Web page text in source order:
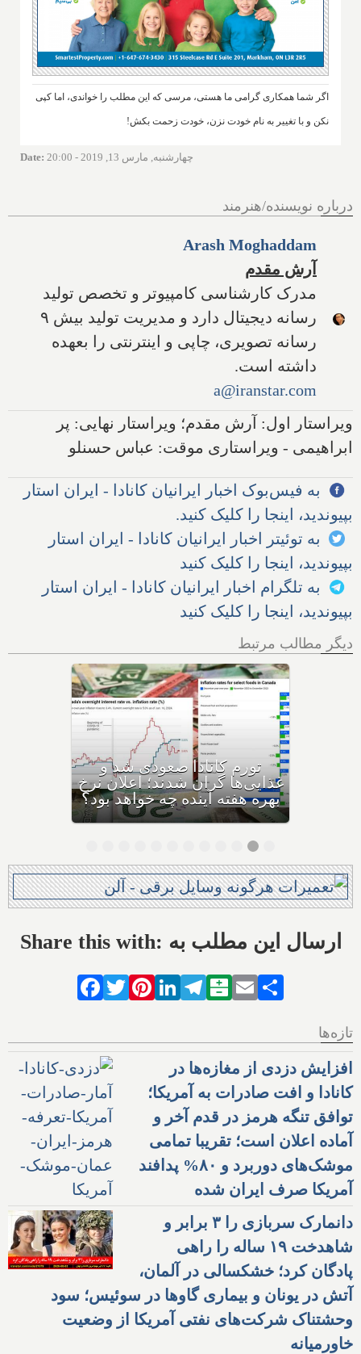
اگر شما همکاری گرامی ما هستی، مرسی که این مطلب را خواندی، اما کپی
نکن و با تغییر به نام خودت نزن، خودت زحمت بکش!
Date: چهارشنبه, مارس 13, 2019 - 20:00
درباره نویسنده/هنرمند
Arash Moghaddam
آرش مقدم
مدرک کارشناسی کامپیوتر و تخصص تولید
رسانه دیجیتال دارد و مدیریت تولید بیش ۹
رسانه تصویری، چاپی و اینترنتی را بعهده
داشته است.
a@iranstar.com
ویراستار اول: آرش مقدم؛ ویراستار نهایی: پر
ابراهیمی - ویراستاری موقت: عباس حسنلو
به فیس‌بوک اخبار ایرانیان کانادا - ایران استار
بپیوندید، اینجا را کلیک کنید.
به توئیتر اخبار ایرانیان کانادا - ایران استار
بپیوندید، اینجا را کلیک کنید
به تلگرام اخبار ایرانیان کانادا - ایران استار
بپیوندید، اینجا را کلیک کنید
دیگر مطالب مرتبط
فردا آخرین روز بازپرداخت وام
۶۰,۰۰۰ دلاری بیزینس‌های
کاناداست؛ نیمی از بیزینس‌ها در
حال ورشکستگی هستند
Share this with: ارسال این مطلب به
Facebook
TwitterPinterestLinkedIn
Telegram
Balatarin
Email
تازه‌ها
افزایش دزدی از مغازه‌ها در
کانادا و افت صادرات به آمریکا؛
توافق تنگه هرمز در قدم آخر و
آماده اعلان است؛ تقریبا تمامی
موشک‌های دوربرد و ۸۰% پدافند
آمریکا صرف ایران شده
دانمارک سربازی را ۳ برابر و
شاهدخت ۱۹ ساله را راهی
پادگان کرد؛ خشکسالی در آلمان،
آتش در یونان و بیماری گاوها در سوئیس؛ سود
وحشتناک شرکت‌های نفتی آمریکا از وضعیت
خاورمیانه